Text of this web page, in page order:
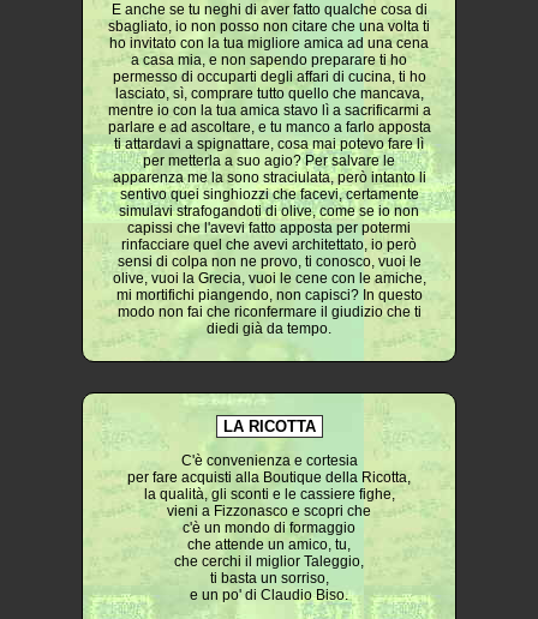
E anche se tu neghi di aver fatto qualche cosa di
sbagliato, io non posso non citare che una volta ti
ho invitato con la tua migliore amica ad una cena
a casa mia, e non sapendo preparare ti ho
permesso di occuparti degli affari di cucina, ti ho
lasciato, sì, comprare tutto quello che mancava,
mentre io con la tua amica stavo lì a sacrificarmi a
parlare e ad ascoltare, e tu manco a farlo apposta
ti attardavi a spignattare, cosa mai potevo fare lì
per metterla a suo agio? Per salvare le
apparenza me la sono straciulata, però intanto li
sentivo quei singhiozzi che facevi, certamente
simulavi strafogandoti di olive, come se io non
capissi che l'avevi fatto apposta per potermi
rinfacciare quel che avevi architettato, io però
sensi di colpa non ne provo, ti conosco, vuoi le
olive, vuoi la Grecia, vuoi le cene con le amiche,
mi mortifichi piangendo, non capisci? In questo
modo non fai che riconfermare il giudizio che ti
diedi già da tempo.
LA RICOTTA
C'è convenienza e cortesia
per fare acquisti alla Boutique della Ricotta,
la qualità, gli sconti e le cassiere fighe,
vieni a Fizzonasco e scopri che
c'è un mondo di formaggio
che attende un amico, tu,
che cerchi il miglior Taleggio,
ti basta un sorriso,
e un po' di Claudio Biso.